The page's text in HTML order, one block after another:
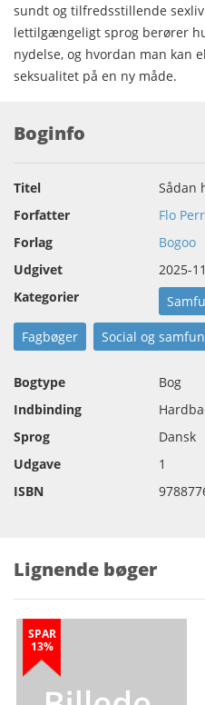
sundt og tilfredsstillende
lettilgængeligt sprog berører
nydelse, og hvordan man kan
seksualitet på en ny måde.
Boginfo
Titel
Sådan
Forfatter
Flo
Forlag
Bogoo
Udgivet
2025-
Kategorier
Fagbøger Social og
Bogtype
Bog
Indbinding
Sprog
Dansk
Udgave
1
ISBN
Lignende bøger
SPAR
13%